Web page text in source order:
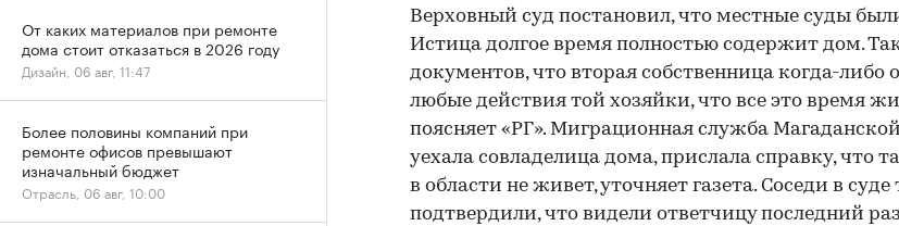
Верховный суд постановил, что местные суды
Истица долгое время полностью содержит дом.
документов, что вторая собственница когда-либо
любые действия той хозяйки, что все это время
поясняет «РГ». Миграционная служба
уехала совладелица дома, прислала справку, что
в области не живет, уточняет газета. Соседи в
подтвердили, что видели ответчицу последний
От каких материалов при ремонте
дома стоит отказаться в 2026 году
Дизайн, 06 авг, 11:47
Более половины компаний при
ремонте офисов превышают
изначальный бюджет
Отрасль, 06 авг, 10:00